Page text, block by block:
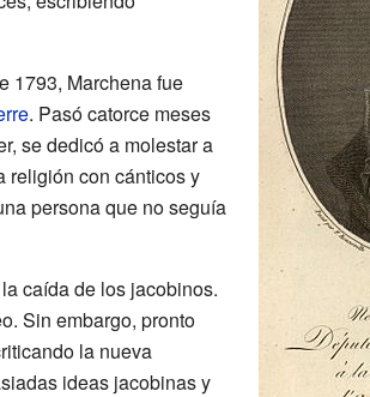
1793, Marchena fue
. Pasó catorce meses
se dedicó a molestar a
religión con cánticos y
persona que no seguía
caída de los jacobinos.
Sin embargo, pronto
la nueva
ideas jacobinas y